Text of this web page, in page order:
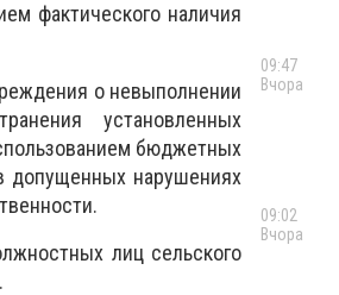
фактического наличия
о невыполнении
установленных
бюджетных
допущенных нарушениях
лиц сельского
09:47
Вчора
09:02
Вчора